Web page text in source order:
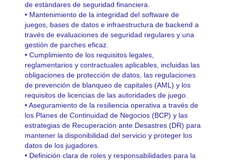
de estándares de seguridad financiera.
• Mantenimiento de la integridad del software de
juegos, bases de datos e infraestructura de backend a
través de evaluaciones de seguridad regulares y una
gestión de parches eficaz.
• Cumplimiento de los requisitos legales,
reglamentarios y contractuales aplicables, incluidas las
obligaciones de protección de datos, las regulaciones
de prevención de blanqueo de capitales (AML) y los
requisitos de licencias de las autoridades de juego.
• Aseguramiento de la resiliencia operativa a través de
los Planes de Continuidad de Negocios (BCP) y las
estrategias de Recuperación ante Desastres (DR) para
mantener la disponibilidad del servicio y proteger los
datos de los jugadores.
• Definición clara de roles y responsabilidades para la